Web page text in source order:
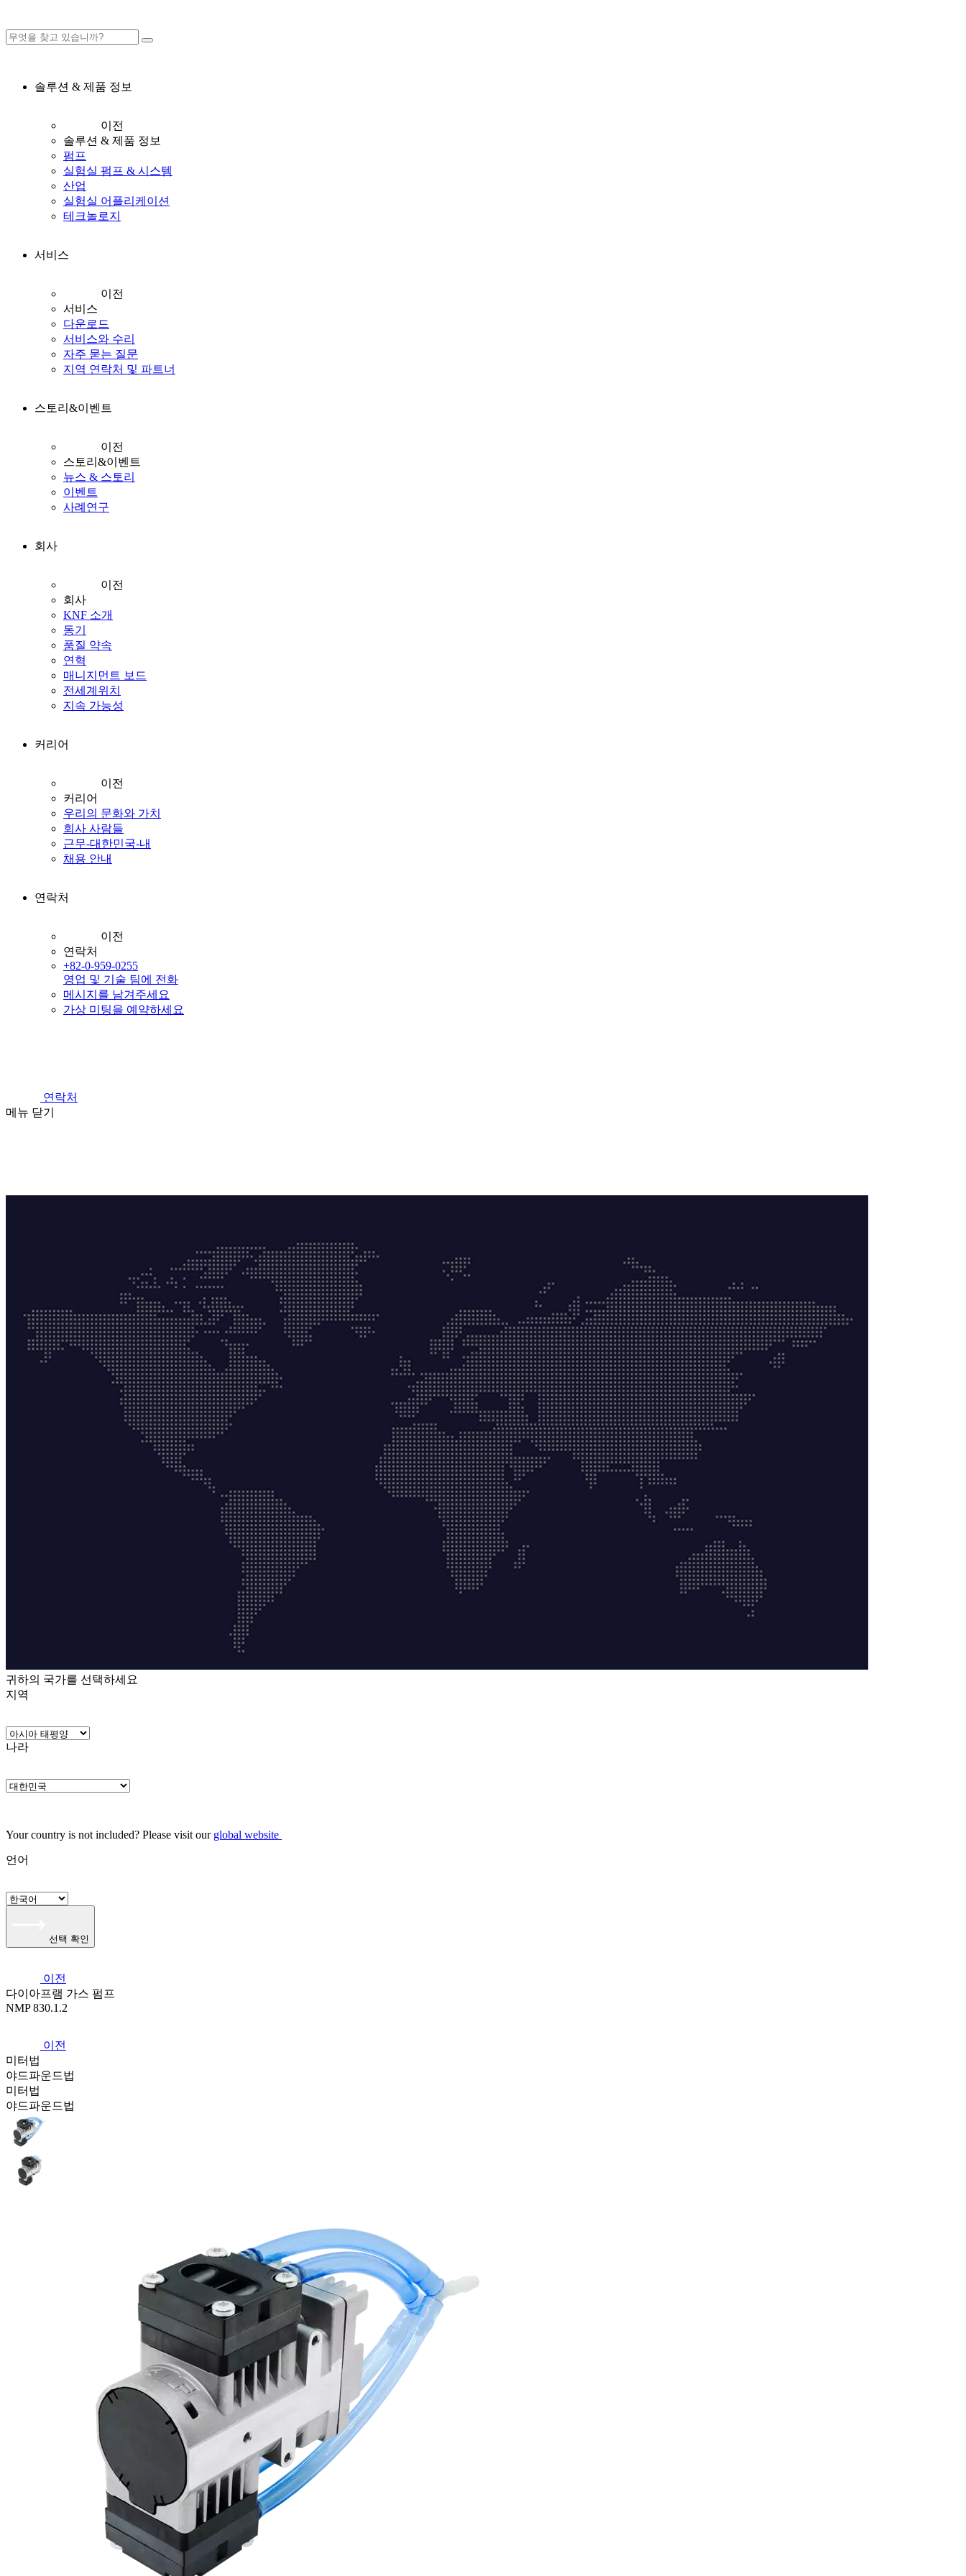
솔루션 & 제품 정보
이전
솔루션 & 제품 정보
펌프
실험실 펌프 & 시스템
산업
실험실 어플리케이션
테크놀로지
서비스
이전
서비스
다운로드
서비스와 수리
자주 묻는 질문
지역 연락처 및 파트너
스토리&이벤트
이전
스토리&이벤트
뉴스 & 스토리
이벤트
사례연구
회사
이전
회사
KNF 소개
동기
품질 약속
연혁
매니지먼트 보드
전세계위치
지속 가능성
커리어
이전
커리어
우리의 문화와 가치
회사 사람들
근무-대한민국-내
채용 안내
연락처
이전
연락처
+82-0-959-0255
영업 및 기술 팀에 전화
메시지를 남겨주세요
가상 미팅을 예약하세요
연락처
메뉴 닫기
귀하의 국가를 선택하세요
지역
나라
Your country is not included? Please visit our global website
언어
선택 확인
이전
다이아프램 가스 펌프
NMP 830.1.2
이전
미터법
야드파운드법
미터법
야드파운드법